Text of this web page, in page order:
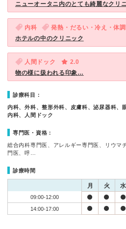
ニューオータニ内のとても綺麗なクリ
内科 発熱・だるい・冷え・体
ホテルの中のクリニック
人間ドック
2.0
物の様に扱われる印象…
診療科目：
内科、外科、整形外科、皮膚科、泌尿器科、
内科、人間ドック
専門医・資格：
総合内科専門医、アレルギー専門医、リウマ
門医、呼…
診療時間
月 火 水
09:00-12:00
14:00-17:00